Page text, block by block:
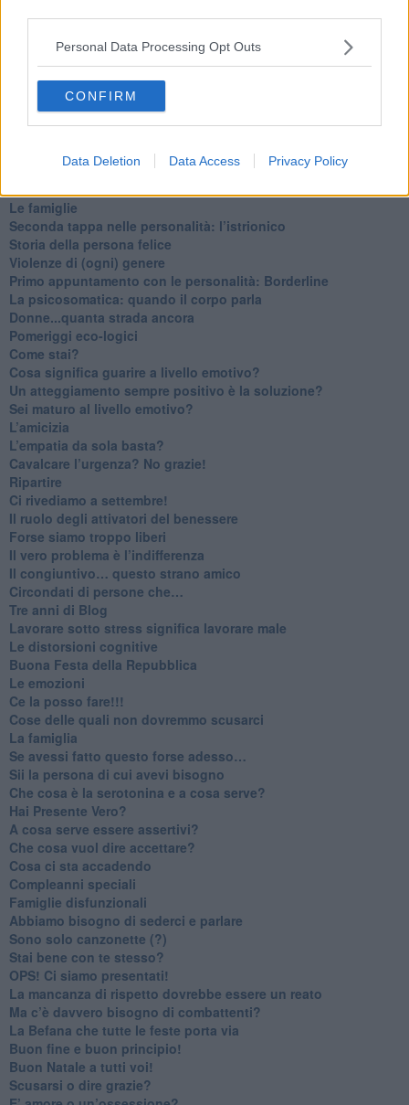
Personal Data Processing Opt Outs
CONFIRM
Data Deletion Data Access Privacy Policy
​Venerdì emozionalmente sostenibile
Ma ti ascolti?
Non dare niente per scontato
Che cos’è la dipendenza affettiva?
Quarta tappa nelle personalità: il narcisista
​Iniziamo l’anno con il piede giusto
​Terza tappa nelle personalità: l’antisociale
Le famiglie
Seconda tappa nelle personalità: l’istrionico
​Storia della persona felice
Violenze di (ogni) genere
​Primo appuntamento con le personalità: Borderline
La psicosomatica: quando il corpo parla
Donne...quanta strada ancora
​Pomeriggi eco-logici
​Come stai?
Cosa significa guarire a livello emotivo?
​Un atteggiamento sempre positivo è la soluzione?
​Sei maturo al livello emotivo?
​L’amicizia
​L’empatia da sola basta?
​Cavalcare l’urgenza? No grazie!
Ripartire
​Ci rivediamo a settembre!
​Il ruolo degli attivatori del benessere
​Forse siamo troppo liberi
​Il vero problema è l’indifferenza
​Il congiuntivo… questo strano amico
​Circondati di persone che…
​Tre anni di Blog
​Lavorare sotto stress significa lavorare male
​Le distorsioni cognitive
​Buona Festa della Repubblica
Le emozioni
​Ce la posso fare!!!
​Cose delle quali non dovremmo scusarci
​La famiglia
​Se avessi fatto questo forse adesso…
​Sii la persona di cui avevi bisogno
Che cosa è la serotonina e a cosa serve?
​Hai Presente Vero?
A cosa serve essere assertivi?
​Che cosa vuol dire accettare?
​Cosa ci sta accadendo
​Compleanni speciali
​Famiglie disfunzionali
​Abbiamo bisogno di sederci e parlare
Sono solo canzonette (?)
​Stai bene con te stesso?
​OPS! Ci siamo presentati!
​La mancanza di rispetto dovrebbe essere un reato
​Ma c’è davvero bisogno di combattenti?
​La Befana che tutte le feste porta via
Buon fine e buon principio!
​Buon Natale a tutti voi!
​Scusarsi o dire grazie?